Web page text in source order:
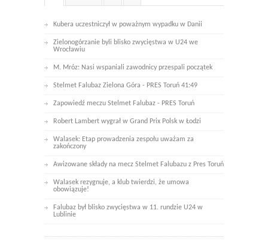
Kubera uczestniczył w poważnym wypadku w Danii
Zielonogórzanie byli blisko zwycięstwa w U24 we
Wrocławiu
M. Mróz: Nasi wspaniali zawodnicy przespali początek
Stelmet Falubaz Zielona Góra - PRES Toruń 41:49
Zapowiedź meczu Stelmet Falubaz - PRES Toruń
Robert Lambert wygrał w Grand Prix Polsk w Łodzi
Walasek: Etap prowadzenia zespołu uważam za
zakończony
Awizowane składy na mecz Stelmet Falubazu z Pres Toruń
Walasek rezygnuje, a klub twierdzi, że umowa
obowiązuje!
Falubaz był blisko zwycięstwa w 11. rundzie U24 w
Lublinie